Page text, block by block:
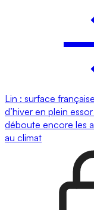
Lin : surface
d’hiver en plein essor
déboute encore les
au climat